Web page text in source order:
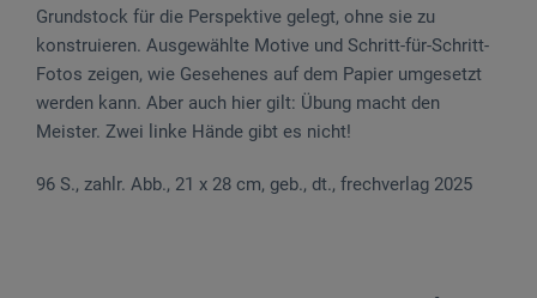
Grundstock für die Perspektive gelegt, ohne sie zu
konstruieren. Ausgewählte Motive und Schritt-für-Schritt-
Fotos zeigen, wie Gesehenes auf dem Papier umgesetzt
werden kann. Aber auch hier gilt: Übung macht den
Meister. Zwei linke Hände gibt es nicht!
96 S., zahlr. Abb., 21 x 28 cm, geb., dt., frechverlag 2025